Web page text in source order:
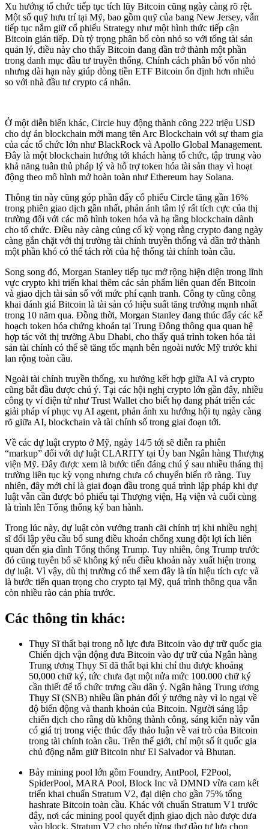
Xu hướng tổ chức tiếp tục tích lũy Bitcoin cũng ngày càng rõ rệt.
Một số quỹ hưu trí tại Mỹ, bao gồm quỹ của bang New Jersey, vẫn
tiếp tục nắm giữ cổ phiếu Strategy như một hình thức tiếp cận
Bitcoin gián tiếp. Dù tỷ trọng phân bổ còn nhỏ so với tổng tài sản
quản lý, điều này cho thấy Bitcoin đang dần trở thành một phần
trong danh mục đầu tư truyền thống. Chính cách phân bổ vốn nhỏ
nhưng dài hạn này giúp dòng tiền ETF Bitcoin ổn định hơn nhiều
so với nhà đầu tư crypto cá nhân.
Ở một diễn biến khác, Circle huy động thành công 222 triệu USD
cho dự án blockchain mới mang tên Arc Blockchain với sự tham gia
của các tổ chức lớn như BlackRock và Apollo Global Management.
Đây là một blockchain hướng tới khách hàng tổ chức, tập trung vào
khả năng tuân thủ pháp lý và hỗ trợ token hóa tài sản thay vì hoạt
động theo mô hình mở hoàn toàn như Ethereum hay Solana.
Thông tin này cũng góp phần đẩy cổ phiếu Circle tăng gần 16%
trong phiên giao dịch gần nhất, phản ánh tâm lý rất tích cực của thị
trường đối với các mô hình token hóa và hạ tầng blockchain dành
cho tổ chức. Điều này càng củng cố kỳ vọng rằng crypto đang ngày
càng gắn chặt với thị trường tài chính truyền thống và dần trở thành
một phần khó có thể tách rời của hệ thống tài chính toàn cầu.
Song song đó, Morgan Stanley tiếp tục mở rộng hiện diện trong lĩnh
vực crypto khi triển khai thêm các sản phẩm liên quan đến Bitcoin
và giao dịch tài sản số với mức phí cạnh tranh. Công ty cũng công
khai đánh giá Bitcoin là tài sản có hiệu suất tăng trưởng mạnh nhất
trong 10 năm qua. Đồng thời, Morgan Stanley đang thúc đẩy các kế
hoạch token hóa chứng khoán tại Trung Đông thông qua quan hệ
hợp tác với thị trường Abu Dhabi, cho thấy quá trình token hóa tài
sản tài chính có thể sẽ tăng tốc mạnh bên ngoài nước Mỹ trước khi
lan rộng toàn cầu.
Ngoài tài chính truyền thống, xu hướng kết hợp giữa AI và crypto
cũng bắt đầu được chú ý. Tại các hội nghị crypto lớn gần đây, nhiều
công ty ví điện tử như Trust Wallet cho biết họ đang phát triển các
giải pháp ví phục vụ AI agent, phản ánh xu hướng hội tụ ngày càng
rõ giữa AI, blockchain và tài chính số trong giai đoạn tới.
Về các dự luật crypto ở Mỹ, ngày 14/5 tới sẽ diễn ra phiên
“markup” đối với dự luật CLARITY tại Ủy ban Ngân hàng Thượng
viện Mỹ. Đây được xem là bước tiến đáng chú ý sau nhiều tháng thị
trường liên tục kỳ vọng nhưng chưa có chuyển biến rõ ràng. Tuy
nhiên, đây mới chỉ là giai đoạn đầu trong quá trình lập pháp khi dự
luật vẫn cần được bỏ phiếu tại Thượng viện, Hạ viện và cuối cùng
là trình lên Tổng thống ký ban hành.
Trong lúc này, dự luật còn vướng tranh cãi chính trị khi nhiều nghị
sĩ đối lập yêu cầu bổ sung điều khoản chống xung đột lợi ích liên
quan đến gia đình Tổng thống Trump. Tuy nhiên, ông Trump trước
đó cũng tuyên bố sẽ không ký nếu điều khoản này xuất hiện trong
dự luật. Vì vậy, dù thị trường có thể xem đây là tín hiệu tích cực và
là bước tiến quan trọng cho crypto tại Mỹ, quá trình thông qua vẫn
còn nhiều rào cản phía trước.
Các thông tin khác:
Thụy Sĩ thất bại trong nỗ lực đưa Bitcoin vào dự trữ quốc gia
Chiến dịch vận động đưa Bitcoin vào dự trữ của Ngân hàng
Trung ương Thụy Sĩ đã thất bại khi chỉ thu được khoảng
50,000 chữ ký, tức chưa đạt một nửa mức 100.000 chữ ký
cần thiết để tổ chức trưng cầu dân ý. Ngân hàng Trung ương
Thụy Sĩ (SNB) nhiều lần phản đối ý tưởng này vì lo ngại về
độ biến động và thanh khoản của Bitcoin. Người sáng lập
chiến dịch cho rằng dù không thành công, sáng kiến này vẫn
có giá trị trong việc thúc đẩy thảo luận về vai trò của Bitcoin
trong tài chính toàn cầu. Trên thế giới, chỉ một số ít quốc gia
chủ động nắm giữ Bitcoin như El Salvador và Bhutan.
Bảy mining pool lớn gồm Foundry, AntPool, F2Pool,
SpiderPool, MARA Pool, Block Inc và DMND vừa cam kết
triển khai chuẩn Stratum V2, đại diện cho gần 75% tổng
hashrate Bitcoin toàn cầu. Khác với chuẩn Stratum V1 trước
đây, nơi các mining pool quyết định giao dịch nào được đưa
vào block, Stratum V2 cho phép từng thợ đào tự lựa chọn